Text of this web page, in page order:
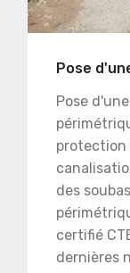
Pose
Pose
protection
des
certifié
dernières